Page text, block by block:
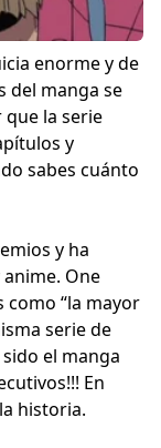
enorme y de
del manga se
que la serie
y
sabes cuánto
y ha
One
como “la mayor
serie de
el manga
En
historia.